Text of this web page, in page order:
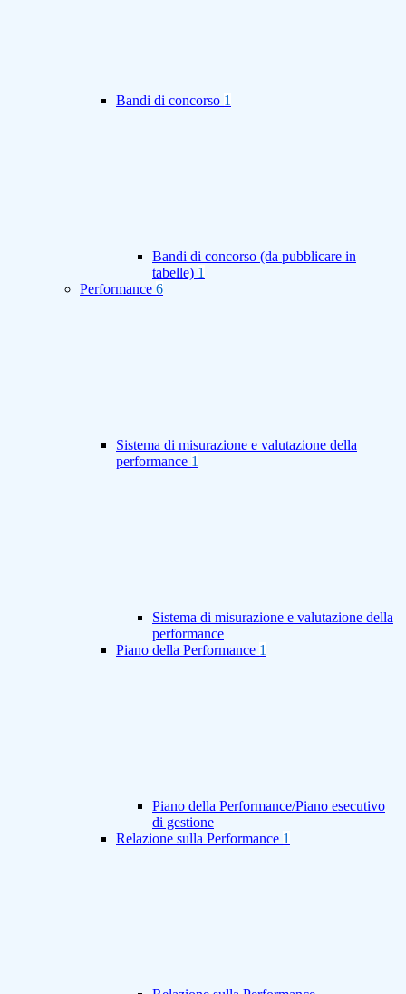
Bandi di concorso 1
Bandi di concorso (da pubblicare in
tabelle) 1
Performance 6
Sistema di misurazione e valutazione della
performance 1
Sistema di misurazione e valutazione della
performance
Piano della Performance 1
Piano della Performance/Piano esecutivo
di gestione
Relazione sulla Performance 1